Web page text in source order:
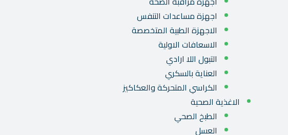
اجهزة مساعدات التنفس
الاجهزة الطبية المتخصصة
الاسعافات الاولية
التبول اللا ارادي
العناية بالسكري
الكراسي المتحركة والعكاكيز
الاغذية الصحية
الطبخ الصحي
العسل